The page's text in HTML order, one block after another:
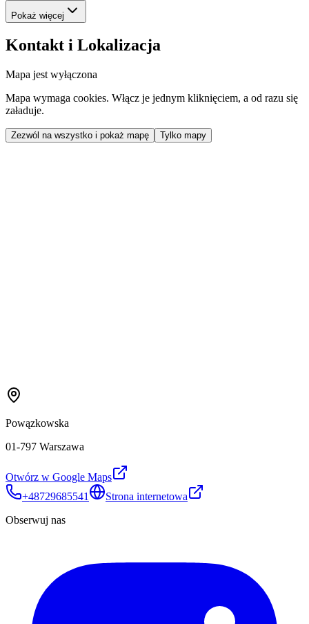
Pokaż więcej
Kontakt i Lokalizacja
Mapa jest wyłączona
Mapa wymaga cookies. Włącz je jednym kliknięciem, a od razu się
załaduje.
Zezwól na wszystko i pokaż mapę Tylko mapy
Powązkowska
01-797 Warszawa
Otwórz w Google Maps
+48729685541
Strona internetowa
Obserwuj nas